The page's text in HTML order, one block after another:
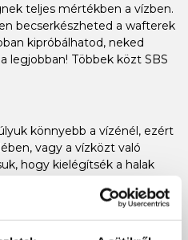
teljes mértékben a vízben.
becserkészheted a wafterek
kipróbálhatod, neked
legjobban! Többek közt SBS
könnyebb a vízénél, ezért
vagy a vízközt való
hogy kielégítsék a halak
meg!